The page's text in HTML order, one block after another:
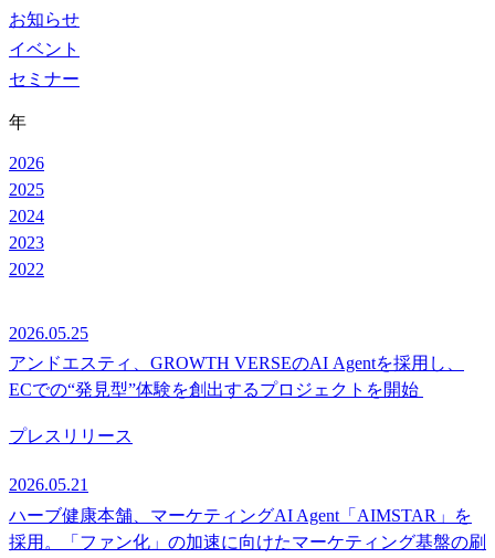
お知らせ
イベント
セミナー
年
2026
2025
2024
2023
2022
2026.05.25
アンドエスティ、GROWTH VERSEのAI Agentを採用し、
ECでの“発見型”体験を創出するプロジェクトを開始
プレスリリース
2026.05.21
ハーブ健康本舗、マーケティングAI Agent「AIMSTAR」を
採用。「ファン化」の加速に向けたマーケティング基盤の刷